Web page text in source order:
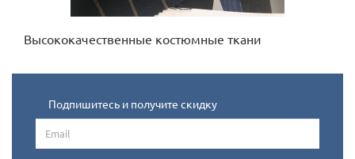
Высококачественные костюмные ткани
Подпишитесь и получите скидку